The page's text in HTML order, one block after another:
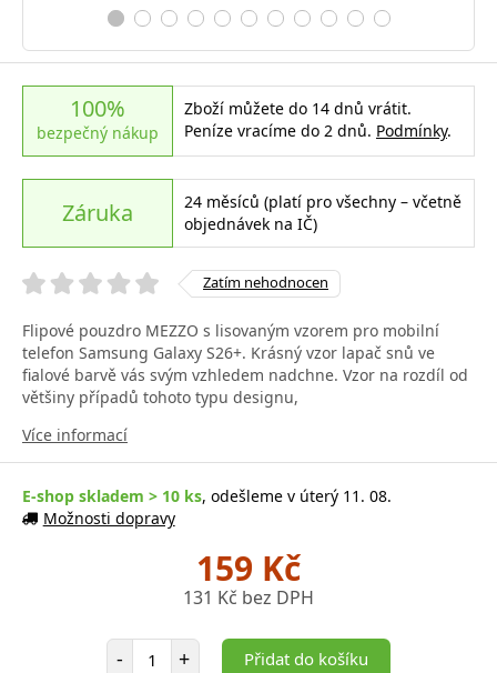
100%
bezpečný nákup
Zboží můžete do 14 dnů vrátit.
Peníze vracíme do 2 dnů. Podmínky.
Záruka
24 měsíců (platí pro všechny – včetně
objednávek na IČ)
Zatím nehodnocen
Flipové pouzdro MEZZO s lisovaným vzorem pro mobilní
telefon Samsung Galaxy S26+. Krásný vzor lapač snů ve
fialové barvě vás svým vzhledem nadchne. Vzor na rozdíl od
většiny případů tohoto typu designu,
Více informací
E-shop skladem > 10 ks, odešleme v úterý 11. 08.
Možnosti dopravy
159 Kč
131 Kč bez DPH
- Počet položek
+ Přidat do košíku